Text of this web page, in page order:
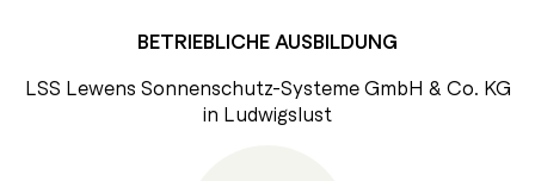
BETRIEBLICHE AUSBILDUNG
LSS Lewens Sonnenschutz-Systeme GmbH & Co. KG
in Ludwigslust